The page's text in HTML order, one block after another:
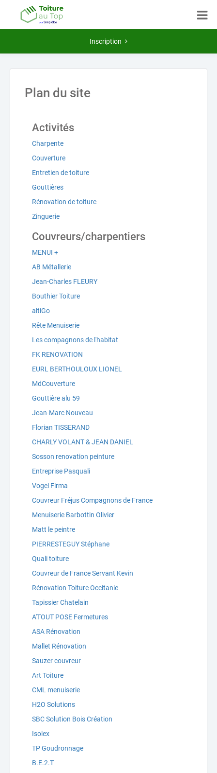
Inscription
Plan du site
Activités
Charpente
Couverture
Entretien de toiture
Gouttières
Rénovation de toiture
Zinguerie
Couvreurs/charpentiers
MENUI +
AB Métallerie
Jean-Charles FLEURY
Bouthier Toiture
altiGo
Rête Menuiserie
Les compagnons de l'habitat
FK RENOVATION
EURL BERTHOULOUX LIONEL
MdCouverture
Gouttière alu 59
Jean-Marc Nouveau
Florian TISSERAND
CHARLY VOLANT & JEAN DANIEL
Sosson renovation peinture
Entreprise Pasquali
Vogel Firma
Couvreur Fréjus Compagnons de France
Menuiserie Barbottin Olivier
Matt le peintre
PIERRESTEGUY Stéphane
Quali toiture
Couvreur de France Servant Kevin
Rénovation Toiture Occitanie
Tapissier Chatelain
A'TOUT POSE Fermetures
ASA Rénovation
Mallet Rénovation
Sauzer couvreur
Art Toiture
CML menuiserie
H2O Solutions
SBC Solution Bois Création
Isolex
TP Goudronnage
B.E.2.T